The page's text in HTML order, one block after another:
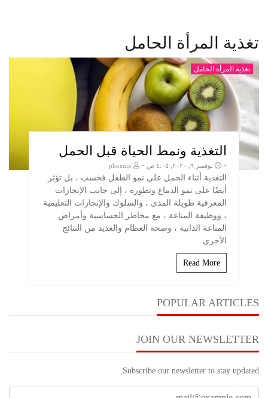
تغذية المرأة الحامل
تغذية المرأة الحامل
التغذية ونمط الحياة قبل الحمل
- نوفمبر ٩, ٢٠٢٠, ٤:٠٥ ص -
التغذية أثناء الحمل على نمو الطفل فحسب ، بل تؤثر
أيضًا على نمو الدماغ وتطوره ، إلى جانب الإنجازات
المعرفية طويلة المدى ، والسلوك والإنجازات التعليمية
، ووظيفة المناعة ، مع مخاطر الحساسية وأمراض
المناعة الذاتية ، وصحة العظام والعديد من النتائج
الأخرى
Read More
POPULAR ARTICLES
JOIN OUR NEWSLETTER
Subscribe our newsletter to stay updated.